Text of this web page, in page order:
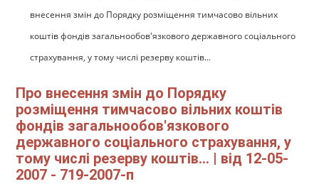
внесення змін до Порядку розміщення тимчасово вільних
коштів фондів загальнообов'язкового державного соціального
страхування, у тому числі резерву коштів...
Про внесення змін до Порядку
розміщення тимчасово вільних коштів
фондів загальнообов'язкового
державного соціального страхування, у
тому числі резерву коштів... | від 12-05-
2007 - 719-2007-п